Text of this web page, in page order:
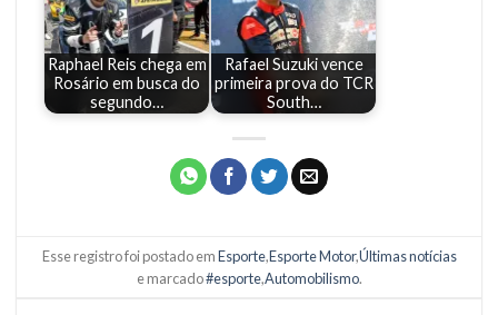
Raphael Reis chega em
Rosário em busca do
segundo…
Rafael Suzuki vence
primeira prova do TCR
South…
Esse registro foi postado emEsporte,Esporte Motor,Últimas notícias
e marcado#esporte,Automobilismo.